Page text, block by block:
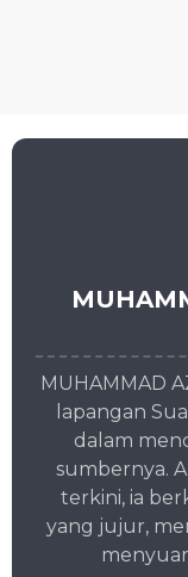
MUHAMMAD
lapangan
dalam
sumbernya.
terkini, ia
yang jujur,